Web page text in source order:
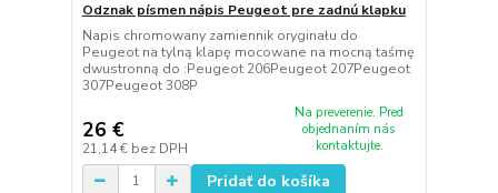
Odznak písmen nápis Peugeot pre zadnú klapku
Napis chromowany zamiennik oryginału do
Peugeot na tylną klapę mocowane na mocną taśmę
dwustronną do :Peugeot 206Peugeot 207Peugeot
307Peugeot 308P
26 €
21,14 € bez DPH
Na preverenie. Pred
objednaním nás
kontaktujte.
Pridať do košíka